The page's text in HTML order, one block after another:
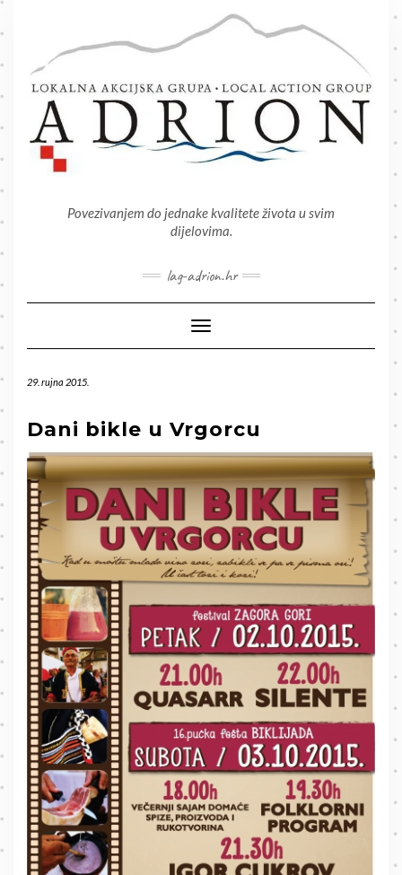
Skip
Povezivanjem do jednake kvalitete života u svim
dijelovima.
lag-adrion.hr
Toggle Navigation
29. rujna 2015.
Dani bikle u Vrgorcu